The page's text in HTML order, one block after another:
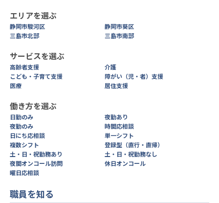
エリアを選ぶ
静岡市駿河区
静岡市葵区
三島市北部
三島市南部
サービスを選ぶ
高齢者支援
介護
こども・子育て支援
障がい（児・者）支援
医療
居住支援
働き方を選ぶ
日勤のみ
夜勤あり
夜勤のみ
時間応相談
日にち応相談
単一シフト
複数シフト
登録型（直行・直帰）
土・日・祝勤務あり
土・日・祝勤務なし
夜間オンコール訪問
休日オンコール
曜日応相談
職員を知る